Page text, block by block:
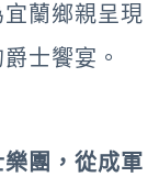
蘭鄉親呈現
士饗宴。
團，從成軍